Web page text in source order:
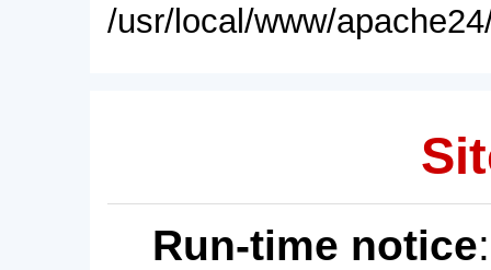
/usr/local/www/
Run-time notice